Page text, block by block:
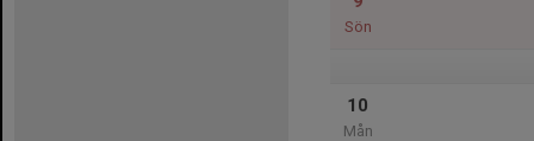
Sön
10
Mån